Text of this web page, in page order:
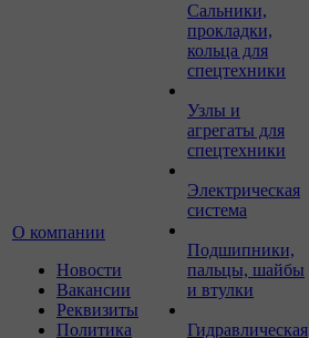
О компании
Новости
Вакансии
Реквизиты
Политика
Сальники,
прокладки,
кольца для
спецтехники
Узлы и
агрегаты для
спецтехники
Электрическая
система
Подшипники,
пальцы, шайбы
и втулки
Гидравлическая